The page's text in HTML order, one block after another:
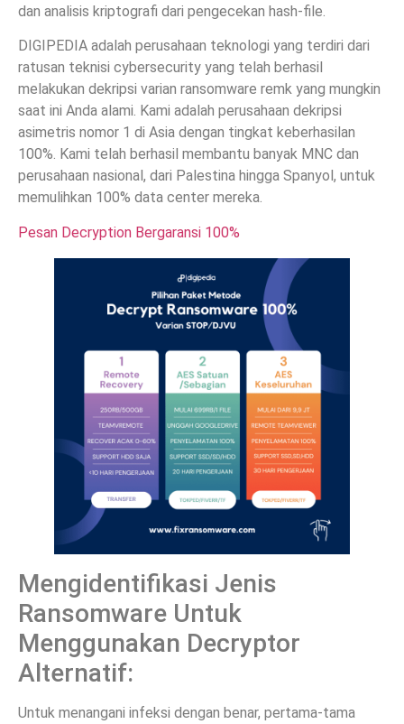
dan analisis kriptografi dari pengecekan hash-file.
DIGIPEDIA adalah perusahaan teknologi yang terdiri dari
ratusan teknisi cybersecurity yang telah berhasil
melakukan dekripsi varian ransomware remk yang mungkin
saat ini Anda alami. Kami adalah perusahaan dekripsi
asimetris nomor 1 di Asia dengan tingkat keberhasilan
100%. Kami telah berhasil membantu banyak MNC dan
perusahaan nasional, dari Palestina hingga Spanyol, untuk
memulihkan 100% data center mereka.
Pesan Decryption Bergaransi 100%
Mengidentifikasi Jenis
Ransomware Untuk
Menggunakan Decryptor
Alternatif:
Untuk menangani infeksi dengan benar, pertama-tama